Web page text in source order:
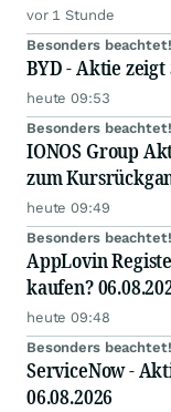
vor 1 Stunde
Besonders beachtet!
BYD - Aktie zeigt
heute 09:53
Besonders beachtet!
IONOS Group
zum
heute 09:49
Besonders beachtet!
AppLovin
kaufen?
heute 09:48
Besonders beachtet!
ServiceNow -
06.08.2026